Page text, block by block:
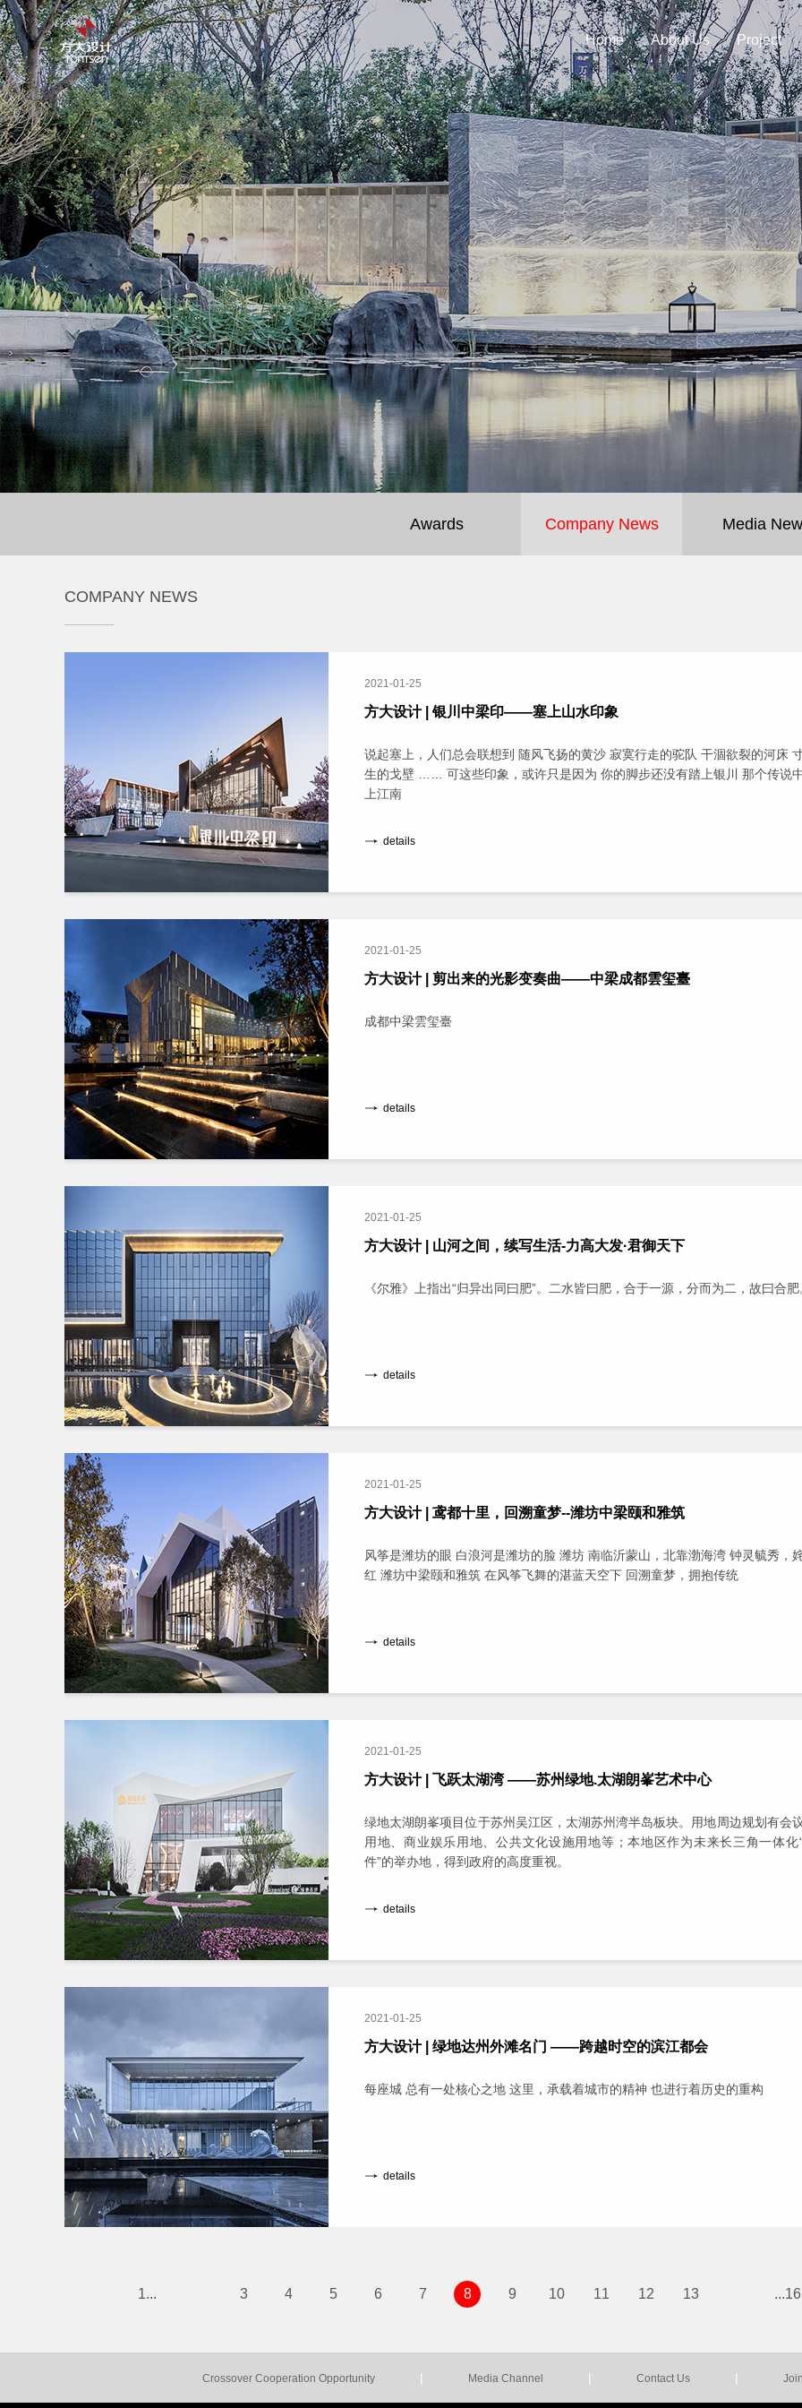
Home About Us Project
Awards Company News Media
COMPANY NEWS
2021-01-25
方大设计 | 银川中梁印——塞上山水印象
说起塞上，人们总会联想到 随风飞扬的黄沙 寂寞行走的驼队 干涸欲裂的河床
生的戈壁 …… 可这些印象，或许只是因为 你的脚步还没有踏上银川 那个传说
上江南
details
2021-01-25
方大设计 | 剪出来的光影变奏曲——中梁成都雲玺臺
成都中梁雲玺臺
details
2021-01-25
方大设计 | 山河之间，续写生活-力高大发·君御天下
《尔雅》上指出“归异出同曰肥”。二水皆曰肥，合于一源，分而为二，故曰合肥
details
2021-01-25
方大设计 | 鸢都十里，回溯童梦--潍坊中梁颐和雅筑
风筝是潍坊的眼 白浪河是潍坊的脸 潍坊 南临沂蒙山，北靠渤海湾 钟灵毓秀，
红 潍坊中梁颐和雅筑 在风筝飞舞的湛蓝天空下 回溯童梦，拥抱传统
details
2021-01-25
方大设计 | 飞跃太湖湾 ——苏州绿地.太湖朗峯艺术中心
绿地太湖朗峯项目位于苏州吴江区，太湖苏州湾半岛板块。用地周边规划有会
用地、商业娱乐用地、公共文化设施用地等；本地区作为未来长三角一体化
件”的举办地，得到政府的高度重视。
details
2021-01-25
方大设计 | 绿地达州外滩名门 ——跨越时空的滨江都会
每座城 总有一处核心之地 这里，承载着城市的精神 也进行着历史的重构
details
1... 3 4 5 6 7 8 9 10 11 12 13 ...16
Crossover Cooperation Opportunity | Media Channel | Contact Us |